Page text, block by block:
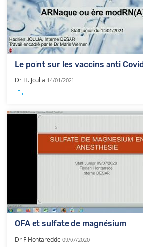
Le point sur les vaccins anti Covid
Dr H. Joulia 14/01/2021
OFA et sulfate de magnésium
Dr F Hontaredde 09/07/2020